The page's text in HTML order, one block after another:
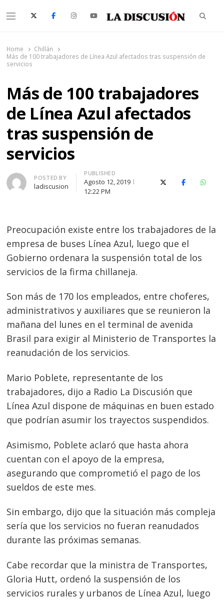
Menu
Home
Chillán
Más de 100 trabajadores de Línea Azul afectados tras suspensión de
servicios
Más de 100 trabajadores
de Línea Azul afectados
tras suspensión de
servicios
Author
POSTED BY
ladiscusion
PUBLISHED
Agosto 12, 2019
12:22 PM
X (Twitter)Facebook
Preocupación existe entre los trabajadores de la
empresa de buses Línea Azul, luego que el
Gobierno ordenara la suspensión total de los
servicios de la firma chillaneja.
Son más de 170 los empleados, entre choferes,
administrativos y auxiliares que se reunieron la
mañana del lunes en el terminal de avenida
Brasil para exigir al Ministerio de Transportes la
reanudación de los servicios.
Mario Poblete, representante de los
trabajadores, dijo a Radio La Discusión que
Línea Azul dispone de máquinas en buen estado
que podrían asumir los trayectos suspendidos.
Asimismo, Poblete aclaró que hasta ahora
cuentan con el apoyo de la empresa,
asegurando que comprometió el pago de los
sueldos de este mes.
Sin embargo, dijo que la situación más compleja
sería que los servicios no fueran reanudados
durante las próximas semanas.
Cabe recordar que la ministra de Transportes,
Gloria Hutt, ordenó la suspensión de los
servicios rurales y urbanos de Línea Azul, luego